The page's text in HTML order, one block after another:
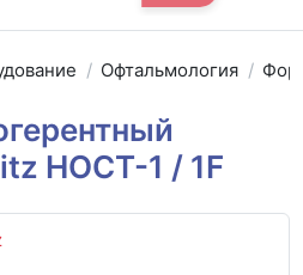
Офтальмология
HOCT-1 / 1F